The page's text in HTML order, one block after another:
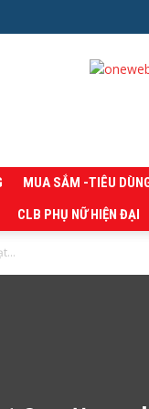
MUA SẮM -TIÊU
CLB PHỤ NỮ HIỆN ĐẠI